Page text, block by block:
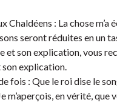
Chaldéens : La chose
seront réduites en un
et son explication, vous
explication.
fois : Que le roi dise le
en vérité, que